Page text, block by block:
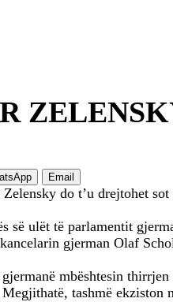
Email
do t’u drejtohet
së ulët të parlamentit
gjerman Olaf
gjermanë mbështesin
tashmë